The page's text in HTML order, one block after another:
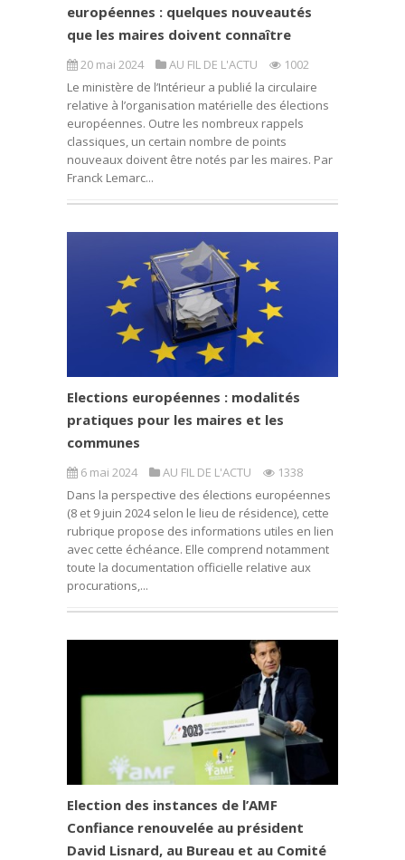
européennes : quelques nouveautés
que les maires doivent connaître
20 mai 2024 AU FIL DE L'ACTU
1002
Le ministère de l’Intérieur a publié la circulaire
relative à l’organisation matérielle des élections
européennes. Outre les nombreux rappels
classiques, un certain nombre de points
nouveaux doivent être notés par les maires. Par
Franck Lemarc...
Elections européennes : modalités
pratiques pour les maires et les
communes
6 mai 2024 AU FIL DE L'ACTU
1338
Dans la perspective des élections européennes
(8 et 9 juin 2024 selon le lieu de résidence), cette
rubrique propose des informations utiles en lien
avec cette échéance. Elle comprend notamment
toute la documentation officielle relative aux
procurations,...
Election des instances de l’AMF
Confiance renouvelée au président
David Lisnard, au Bureau et au Comité